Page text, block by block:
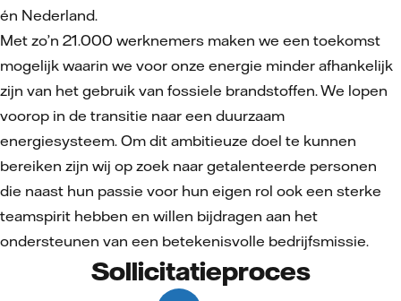
én Nederland.
Met zo’n 21.000 werknemers maken we een toekomst
mogelijk waarin we voor onze energie minder afhankelijk
zijn van het gebruik van fossiele brandstoffen. We lopen
voorop in de transitie naar een duurzaam
energiesysteem. Om dit ambitieuze doel te kunnen
bereiken zijn wij op zoek naar getalenteerde personen
die naast hun passie voor hun eigen rol ook een sterke
teamspirit hebben en willen bijdragen aan het
ondersteunen van een betekenisvolle bedrijfsmissie.
Sollicitatieproces